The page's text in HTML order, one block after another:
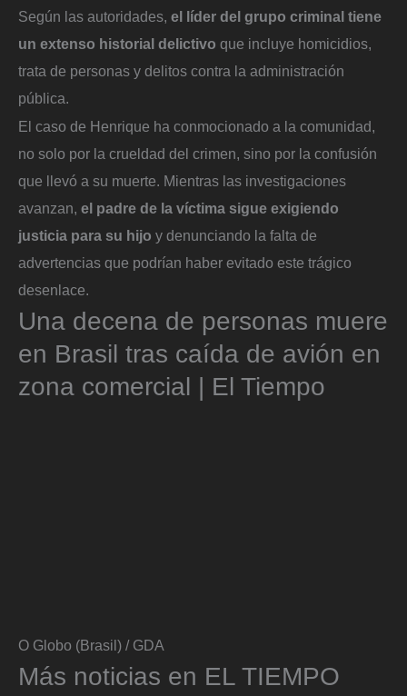
Según las autoridades, el líder del grupo criminal tiene
un extenso historial delictivo que incluye homicidios,
trata de personas y delitos contra la administración
pública.
El caso de Henrique ha conmocionado a la comunidad,
no solo por la crueldad del crimen, sino por la confusión
que llevó a su muerte. Mientras las investigaciones
avanzan, el padre de la víctima sigue exigiendo
justicia para su hijo y denunciando la falta de
advertencias que podrían haber evitado este trágico
desenlace.
Una decena de personas muere
en Brasil tras caída de avión en
zona comercial | El Tiempo
O Globo (Brasil) / GDA
Más noticias en EL TIEMPO